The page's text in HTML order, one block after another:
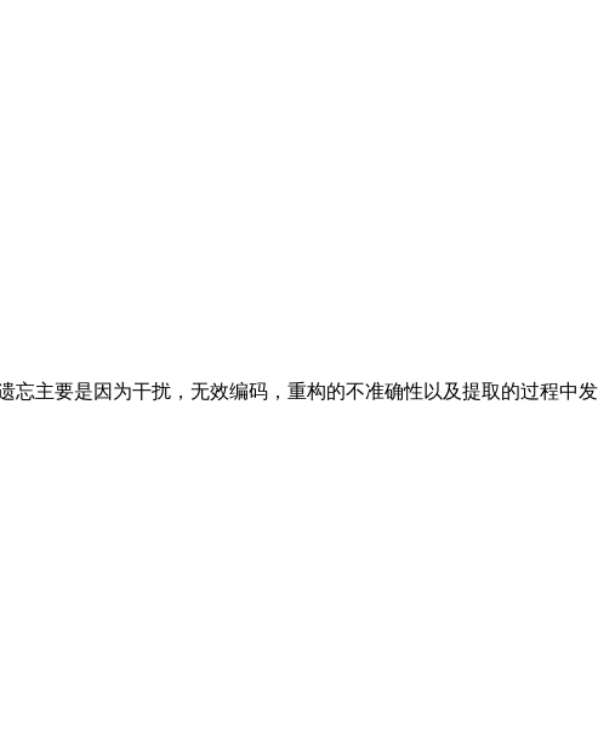
主要是因为干扰，无效编码，重构的不准确性以及提取的过程中发